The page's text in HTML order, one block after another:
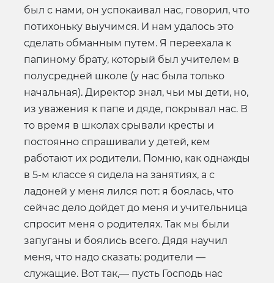
был с нами, он успокаивал нас, говорил, что
потихоньку выучимся. И нам удалось это
сделать обманным путем. Я переехала к
папиному брату, который был учителем в
полусредней школе (у нас была только
начальная). Директор знал, чьи мы дети, но,
из уважения к папе и дяде, покрывал нас. В
то время в школах срывали кресты и
постоянно спрашивали у детей, кем
работают их родители. Помню, как однажды
в 5-м классе я сидела на занятиях, а с
ладоней у меня лился пот: я боялась, что
сейчас дело дойдет до меня и учительница
спросит меня о родителях. Так мы были
запуганы и боялись всего. Дядя научил
меня, что надо сказать: родители —
служащие. Вот так,— пусть Господь нас